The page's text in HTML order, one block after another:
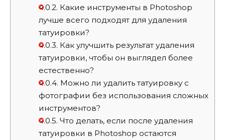
4.0.2. Какие инструменты в Photoshop
лучше всего подходят для удаления
татуировки?
4.0.3. Как улучшить результат удаления
татуировки, чтобы он выглядел более
естественно?
4.0.4. Можно ли удалить татуировку с
фотографии без использования сложных
инструментов?
4.0.5. Что делать, если после удаления
татуировки в Photoshop остаются